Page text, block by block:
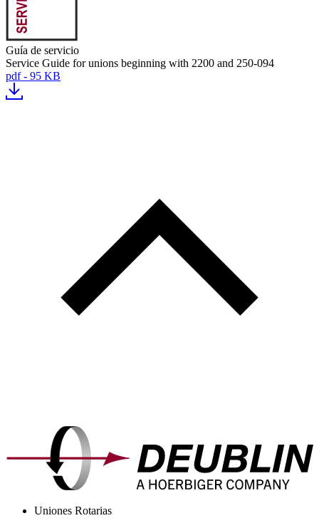
Guía de servicio
Service Guide for unions beginning with 2200 and 250-094
pdf - 95 KB
Uniones Rotarias